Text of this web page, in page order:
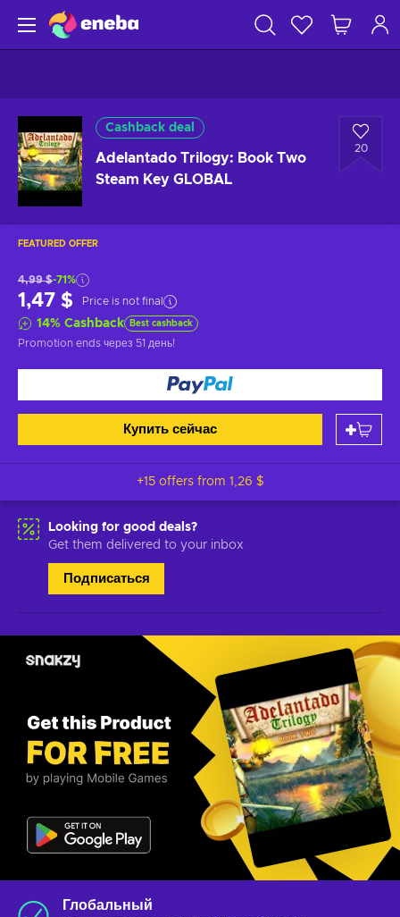
Cashback deal
Adelantado Trilogy: Book Two
Steam Key GLOBAL
20
FEATURED OFFER
4,99 $-71%
1,47 $ Price is not final
14% Cashback Best cashback
Promotion ends через 51 день!
Купить сейчас
+15 offers from 1,26 $
Looking for good deals?
Get them delivered to your inbox
Подписаться
Глобальный